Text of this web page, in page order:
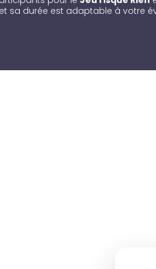
sa durée est adaptable à votre